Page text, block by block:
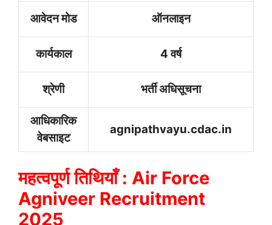
आवेदन मोड ऑनलाइन
कार्यकाल 4 वर्ष
श्रेणी भर्ती अधिसूचना
आधिकारिक
वेबसाइट
agnipathvayu.cdac.in
महत्वपूर्ण तिथियाँ : Air Force
Agniveer Recruitment
2025